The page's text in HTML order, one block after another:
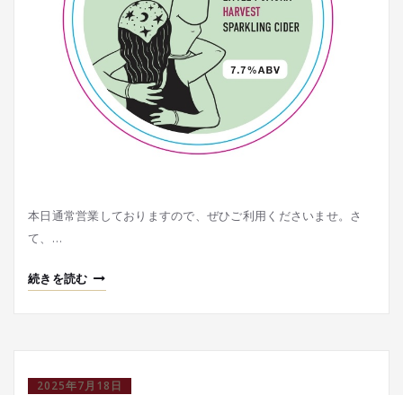
本日通常営業しておりますので、ぜひご利用くださいませ。さ
て、…
続きを読む
2025年7月18日